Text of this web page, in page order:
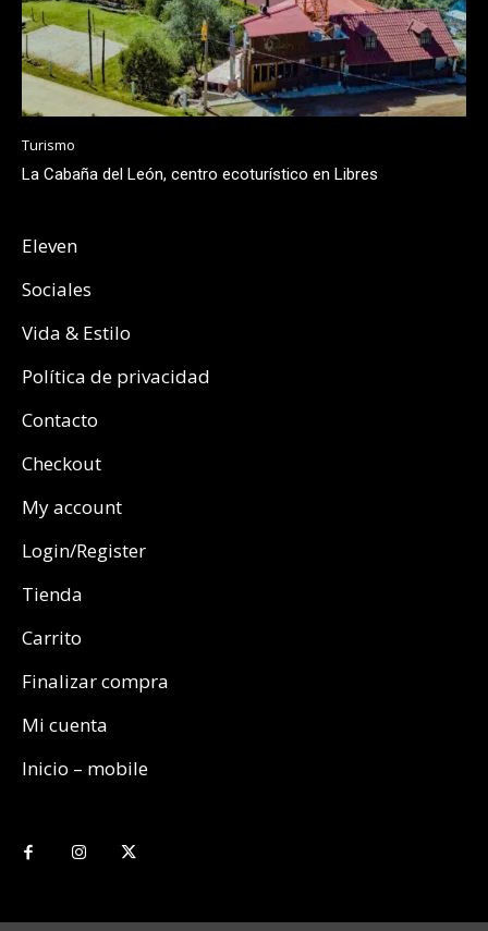
Turismo
La Cabaña del León, centro ecoturístico en Libres
Eleven
Sociales
Vida & Estilo
Política de privacidad
Contacto
Checkout
My account
Login/Register
Tienda
Carrito
Finalizar compra
Mi cuenta
Inicio – mobile